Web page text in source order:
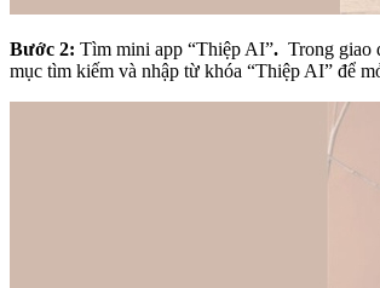
Bước 2: Tìm mini app “Thiệp AI”. Trong giao
mục tìm kiếm và nhập từ khóa “Thiệp AI” để